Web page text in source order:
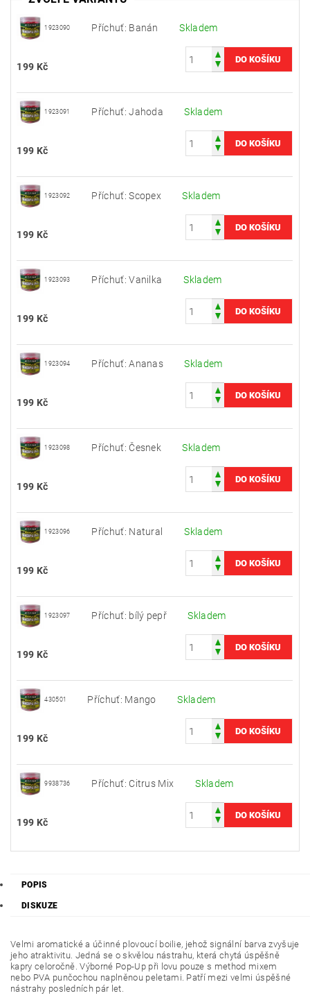
1923090 Příchuť: Banán Skladem
199 Kč
1923091 Příchuť: Jahoda Skladem
199 Kč
1923092 Příchuť: Scopex Skladem
199 Kč
1923093 Příchuť: Vanilka Skladem
199 Kč
1923094 Příchuť: Ananas Skladem
199 Kč
1923098 Příchuť: Česnek Skladem
199 Kč
1923096 Příchuť: Natural Skladem
199 Kč
1923097 Příchuť: bílý pepř Skladem
199 Kč
430501 Příchuť: Mango Skladem
199 Kč
9938736 Příchuť: Citrus Mix Skladem
199 Kč
POPIS
DISKUZE
Velmi aromatické a účinné plovoucí boilie, jehož signální barva zvyšuje
jeho atraktivitu. Jedná se o skvělou nástrahu, která chytá úspěšně
kapry celoročně. Výborné Pop-Up při lovu pouze s method mixem
nebo PVA punčochou naplněnou peletami. Patří mezi velmi úspěšné
nástrahy posledních pár let.